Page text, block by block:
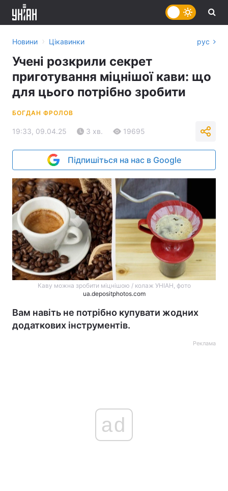
Новини › Цікавинки рус
Учені розкрили секрет
приготування міцнішої кави: що
для цього потрібно зробити
БОГДАН ФРОЛОВ
19:33, 09.04.25 3 хв. 19695
Підпишіться на нас в Google
Каву можна зробити міцнішою / колаж УНІАН, фото
ua.depositphotos.com
Вам навіть не потрібно купувати жодних
додаткових інструментів.
Реклама
ad